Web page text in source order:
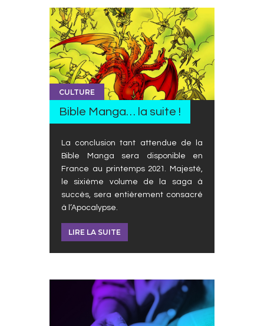
CULTURE
Bible Manga… la suite !
La conclusion tant attendue de la
Bible Manga sera disponible en
France au printemps 2021. Majesté,
le sixième volume de la saga à
succès, sera entièrement consacré
à l’Apocalypse.
LIRE LA SUITE